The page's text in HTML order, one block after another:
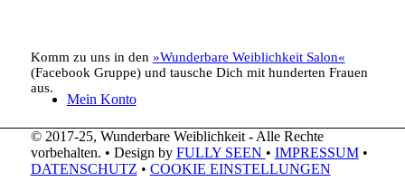
Mein Konto
Komm zu uns in den »Wunderbare Weiblichkeit Salon«
(Facebook Gruppe) und tausche Dich mit hunderten Frauen
aus.
© 2017-25, Wunderbare Weiblichkeit - Alle Rechte
vorbehalten. • Design by FULLY SEEN • IMPRESSUM•
DATENSCHUTZ • COOKIE EINSTELLUNGEN